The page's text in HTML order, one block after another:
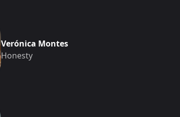
Verónica Montes
Honesty